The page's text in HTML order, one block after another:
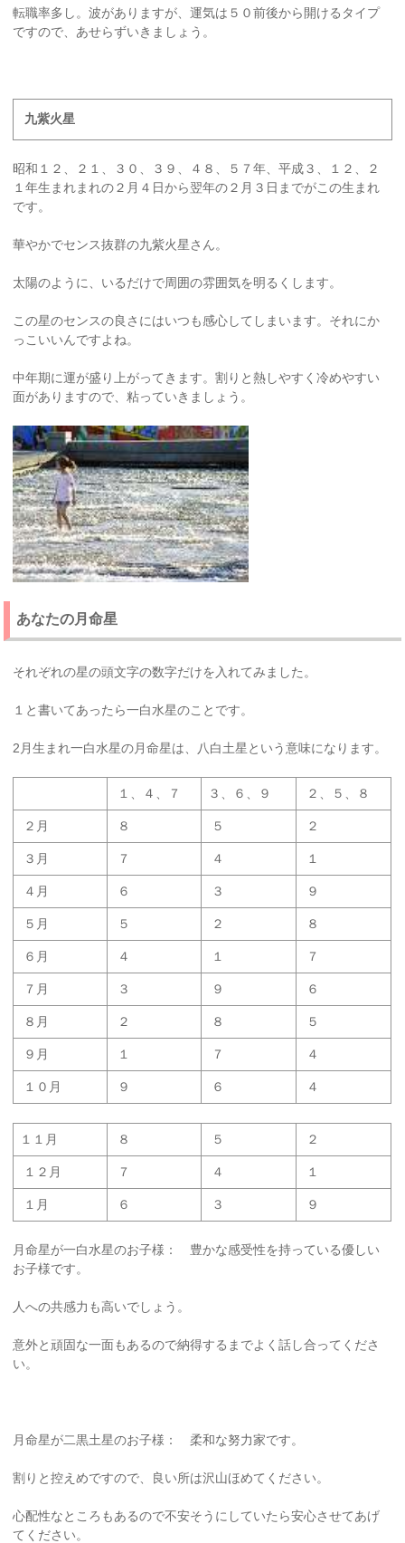
転職率多し。波がありますが、運気は５０前後から開けるタイプ
ですので、あせらずいきましょう。
九紫火星
昭和１２、２１、３０、３９、４８、５７年、平成３、１２、２
１年生まれまれの２月４日から翌年の２月３日までがこの生まれ
です。
華やかでセンス抜群の九紫火星さん。
太陽のように、いるだけで周囲の雰囲気を明るくします。
この星のセンスの良さにはいつも感心してしまいます。それにか
っこいいんですよね。
中年期に運が盛り上がってきます。割りと熱しやすく冷めやすい
面がありますので、粘っていきましょう。
あなたの月命星
それぞれの星の頭文字の数字だけを入れてみました。
１と書いてあったら一白水星のことです。
2月生まれ一白水星の月命星は、八白土星という意味になります。
１、４、７ ３、６、９ ２、５、８
２月 ８ ５ ２
３月 ７ ４ １
４月 ６ ３ ９
５月 ５ ２ ８
６月 ４ １ ７
７月 ３ ９ ６
８月 ２ ８ ５
９月 １ ７ ４
１０月 ９ ６ ４
１１月 ８ ５ ２
１２月 ７ ４ １
１月 ６ ３ ９
月命星が一白水星のお子様： 豊かな感受性を持っている優しい
お子様です。
人への共感力も高いでしょう。
意外と頑固な一面もあるので納得するまでよく話し合ってくださ
い。
月命星が二黒土星のお子様： 柔和な努力家です。
割りと控えめですので、良い所は沢山ほめてください。
心配性なところもあるので不安そうにしていたら安心させてあげ
てください。